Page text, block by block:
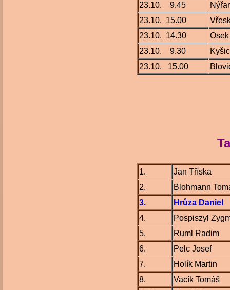
23.10. 9.45
23.10. 15.00
23.10. 14.30
23.10. 9.30
23.10. 15.00
1.
Jan Tříska
2.
Blohmann
3.
Hrůza Daniel
4.
Pospiszyl
5.
Ruml Radim
6.
Pelc Josef
7.
Holík Martin
8.
Vacík Tomáš